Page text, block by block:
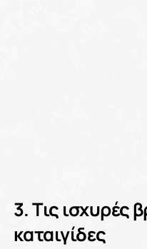
3. Τις ισχυρές
καταιγίδες